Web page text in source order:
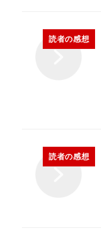
読者の感想
読者の感想